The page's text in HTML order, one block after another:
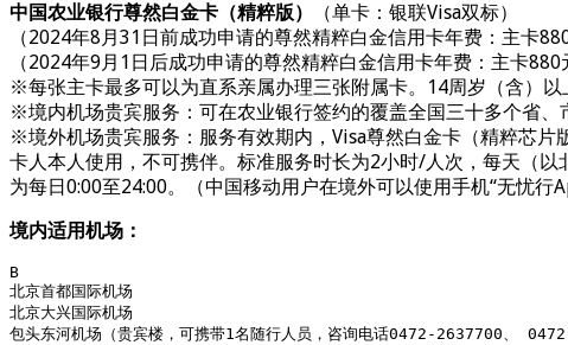
中国农业银行尊然白金卡（精粹版）
（单卡：银联Visa双标）
（2024年8月31日前成功申请的尊然精粹白金信用卡年费：主卡
（2024年9月1日后成功申请的尊然精粹白金信用卡年费：主卡
※每张主卡最多可以为直系亲属办理三张附属卡。14周岁（含）以
※境内机场贵宾服务：可在农业银行签约的覆盖全国三十多个省
※境外机场贵宾服务：服务有效期内，Visa尊然白金卡（精粹芯
卡人本人使用，不可携伴。标准服务时长为2小时/人次，每天（
为每日0:00至24:00。（中国移动用户在境外可以使用手机“无忧行
境内适用机场：
B
北京首都国际机场
北京大兴国际机场
包头东河机场（贵宾楼，可携带1名随行人员，咨询电话0472-2637700、